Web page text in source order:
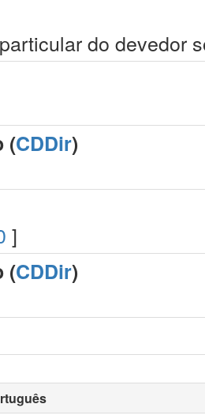
do devedor
(CDDir)
]
(CDDir)